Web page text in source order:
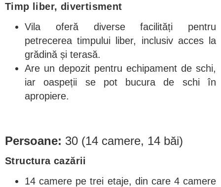
Timp liber, divertisment
Vila oferă diverse facilități pentru
petrecerea timpului liber, inclusiv acces la
grădină și terasă.
Are un depozit pentru echipament de schi,
iar oaspeții se pot bucura de schi în
apropiere.
Persoane: 30 (14 camere, 14 băi)
Structura cazării
14 camere pe trei etaje, din care 4 camere